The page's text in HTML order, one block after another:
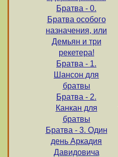
Братва - 0.
Братва особого
назначения, или
Демьян и три
рекетера!
Братва - 1.
Шансон для
братвы
Братва - 2.
Канкан для
братвы
Братва - 3. Один
день Аркадия
Давидовича